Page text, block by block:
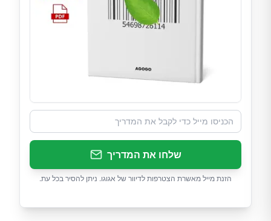
שלחו את המדריך
הזנת מייל מאשרת הצטרפות לדיוור של אגוגו. ניתן להסיר בכל עת.